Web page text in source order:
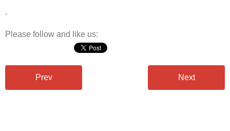
Please follow and like us:
Prev Next